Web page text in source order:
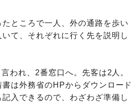
ところで一人、外の通路を歩い
て、それぞれに行く先を説明し
われ、2番窓口へ。先客は2人。
は外務省のHPからダウンロード
入できるので、わざわざ準備し